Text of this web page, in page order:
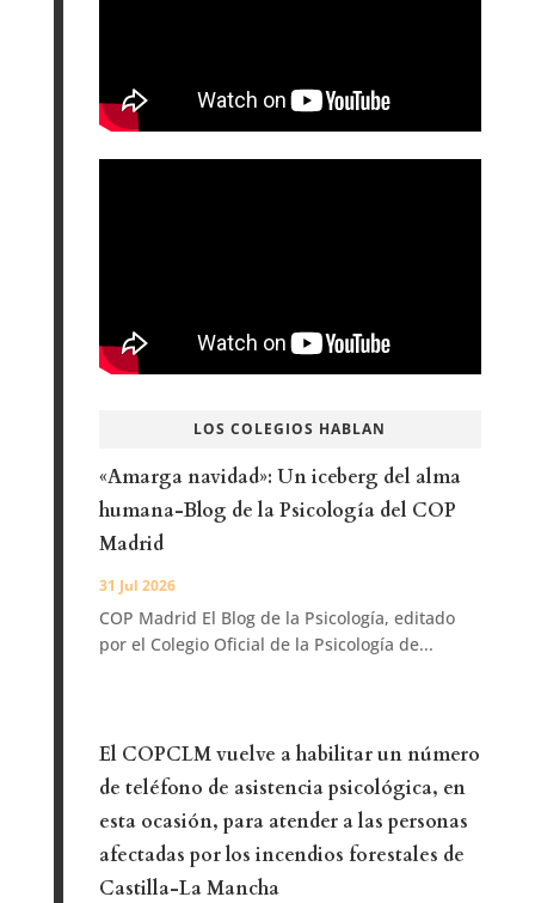
LOS COLEGIOS HABLAN
«Amarga navidad»: Un iceberg del alma
humana-Blog de la Psicología del COP
Madrid
31 Jul 2026
COP Madrid El Blog de la Psicología, editado
por el Colegio Oficial de la Psicología de...
El COPCLM vuelve a habilitar un número
de teléfono de asistencia psicológica, en
esta ocasión, para atender a las personas
afectadas por los incendios forestales de
Castilla-La Mancha